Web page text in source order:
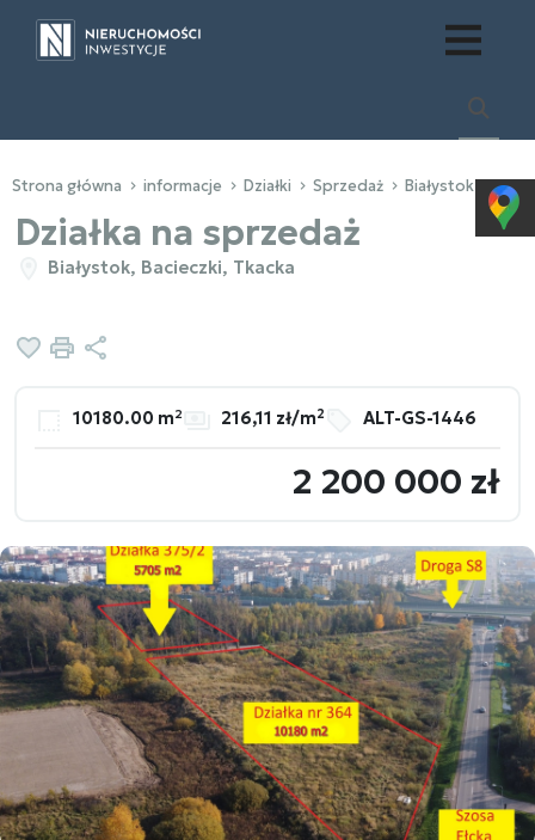
Strona główna informacje Działki Sprzedaż Białystok
Działka na sprzedaż
Białystok, Bacieczki, Tkacka
Dodaj do ulubionych
Drukuj
10180.00 m² 216,11 zł/m2 ALT-GS-1446
2 200 000 zł